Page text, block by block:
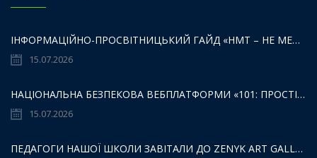
ІНФОРМАЦІЙНО-ПРОСВІТНИЦЬКИЙ ГАЙД «НМТ – НЕ МЕЖА ТВОЇХ МОЖЛИВОСТЕЙ».
15.07.2026
НАЦІОНАЛЬНА БЕЗПЕКОВА ВЕБПЛАТФОРМИ «101: ПРОСТІР БЕЗПЕКИ ДЛЯ ДІТЕЙ,БАТЬКІВ ТА ОСВІТЯН»:
15.07.2026
ПЕДАГОГИ НАШОЇ ШКОЛИ ЗАВІТАЛИ ДО ZENYK ART GALLERY